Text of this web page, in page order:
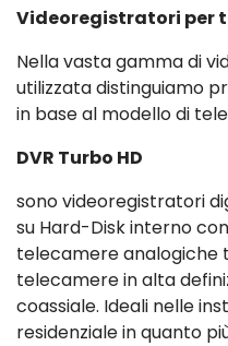
Videoregistratori per
Nella vasta gamma di
utilizzata distinguiamo
in base al modello di
DVR Turbo HD
sono videoregistratori
su Hard-Disk interno
telecamere analogiche
telecamere in alta
coassiale. Ideali nelle
residenziale in quanto